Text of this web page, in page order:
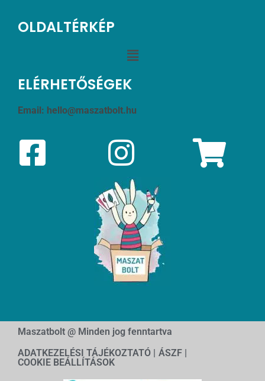
OLDALTÉRKÉP
ELÉRHETŐSÉGEK
Email: hello@maszatbolt.hu
Maszatbolt @ Minden jog fenntartva
ADATKEZELÉSI TÁJÉKOZTATÓ | ÁSZF |
COOKIE BEÁLLÍTÁSOK